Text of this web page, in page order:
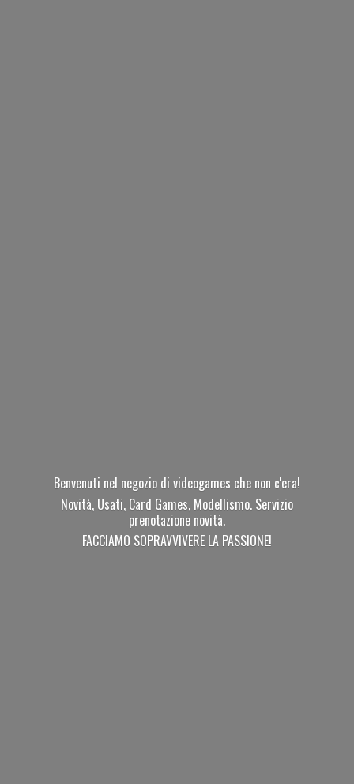
Benvenuti nel negozio di videogames che non c'era!
Novità, Usati, Card Games, Modellismo. Servizio
prenotazione novità.
FACCIAMO SOPRAVVIVERE LA PASSIONE!